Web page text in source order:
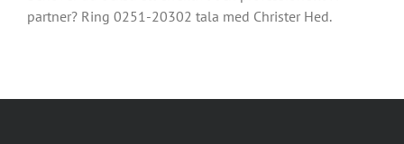
partner? Ring 0251-20302 tala med Christer Hed.